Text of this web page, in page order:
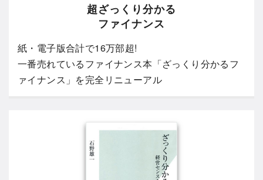
超ざっくり分かる
ファイナンス
紙・電子版合計で16万部超!
一番売れているファイナンス本「ざっくり分かるフ
ァイナンス」を完全リニューアル